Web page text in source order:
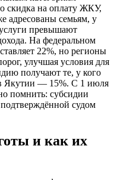
скидка на оплату ЖКУ,
адресованы семьям, у
превышают
На федеральном
22%, но регионы
улучшая условия для
получают те, у кого
Якутии — 15%. С 1 июля
помнить: субсидии
судом
и как их